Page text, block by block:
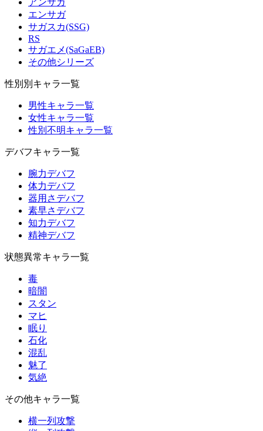
アンサガ
エンサガ
サガスカ(SSG)
RS
サガエメ(SaGaEB)
その他シリーズ
性別別キャラ一覧
男性キャラ一覧
女性キャラ一覧
性別不明キャラ一覧
デバフキャラ一覧
腕力デバフ
体力デバフ
器用さデバフ
素早さデバフ
知力デバフ
精神デバフ
状態異常キャラ一覧
毒
暗闇
スタン
マヒ
眠り
石化
混乱
魅了
気絶
その他キャラ一覧
横一列攻撃